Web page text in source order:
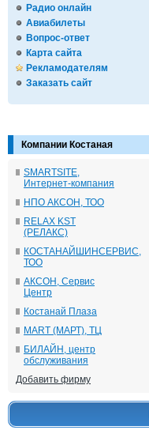
Радио онлайн
Авиабилеты
Вопрос-ответ
Карта сайта
Рекламодателям
Заказать сайт
Компании Костаная
SMARTSITE,
Интернет-компания
НПО АКСОН, ТОО
RELAX KST
(РЕЛАКС)
КОСТАНАЙШИНСЕРВИС,
ТОО
АКСОН, Сервис
Центр
Костанай Плаза
MART (МАРТ), ТЦ
БИЛАЙН, центр
обслуживания
Добавить фирму